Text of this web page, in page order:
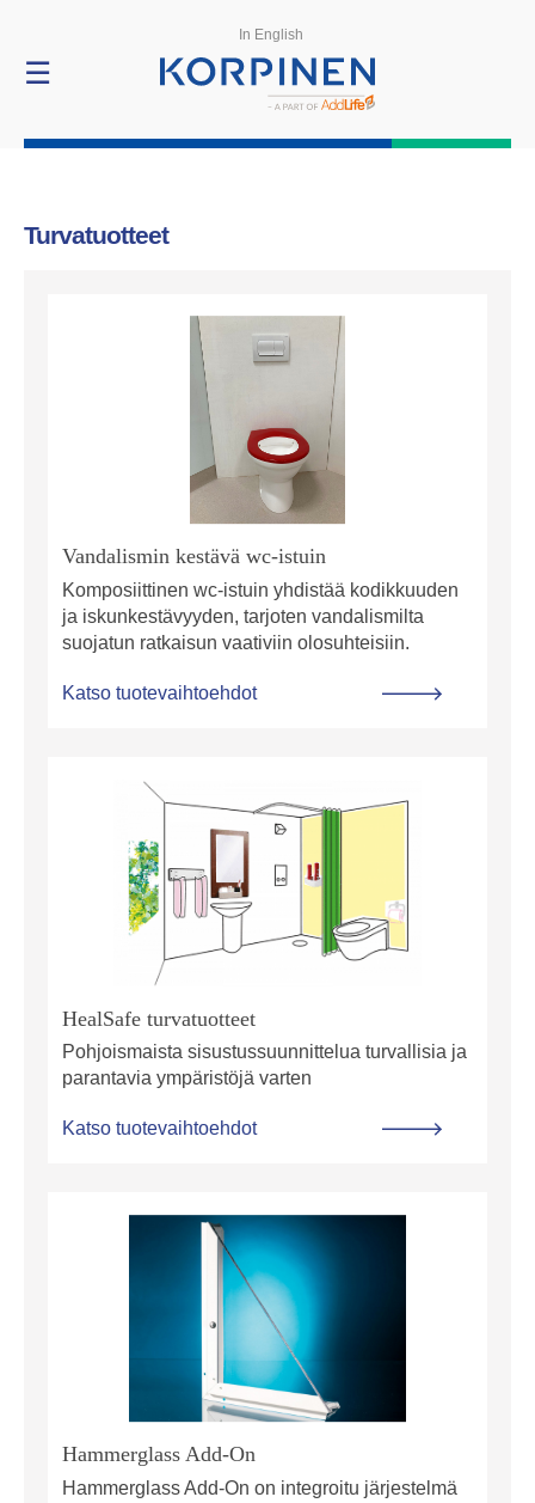
TuotteetIn English
☰
Turvatuotteet
Vandalismin kestävä wc-istuin
Komposiittinen wc-istuin yhdistää kodikkuuden
ja iskunkestävyyden, tarjoten vandalismilta
suojatun ratkaisun vaativiin olosuhteisiin.
Katso tuotevaihtoehdot
HealSafe turvatuotteet
Pohjoismaista sisustussuunnittelua turvallisia ja
parantavia ympäristöjä varten
Katso tuotevaihtoehdot
Hammerglass Add-On
Hammerglass Add-On on integroitu järjestelmä